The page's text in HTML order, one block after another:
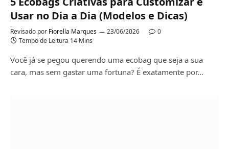
Usar no Dia a Dia (Modelos e Dicas)
Revisado por Fiorella Marques 23/06/2026
0
Tempo de Leitura 14 Mins
Você já se pegou querendo uma ecobag que seja a sua
cara, mas sem gastar uma fortuna? É exatamente por…